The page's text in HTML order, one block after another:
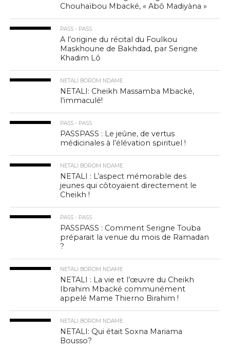
Chouhaïbou Mbacké, « Abô Madiyàna »
PASS - PASS
A l’origine du récital du Foulkou
Maskhoune de Bakhdad, par Serigne
Khadim Lô
NETALI BOROM NDAME
NETALI: Cheikh Massamba Mbacké,
l’immaculé!
PASS - PASS
PASSPASS : Le jeûne, de vertus
médicinales à l’élévation spirituel !
NETALI BOROM NDAME
NETALI : L’aspect mémorable des
jeunes qui côtoyaient directement le
Cheikh !
PASS - PASS
PASSPASS : Comment Serigne Touba
préparait la venue du mois de Ramadan
?
NETALI BOROM NDAME
NETALI : La vie et l’œuvre du Cheikh
Ibrahim Mbacké communément
appelé Mame Thierno Birahim !
NETALI BOROM NDAME
NETALI: Qui était Soxna Mariama
Bousso?